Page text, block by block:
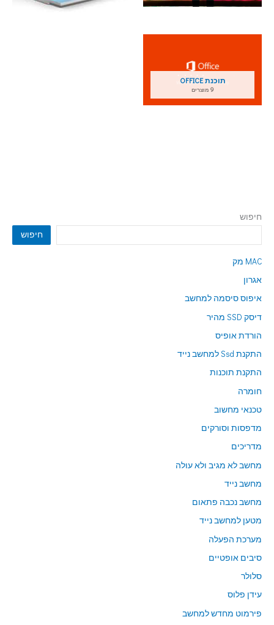
חיפוש
חיפוש
MAC מק
אגרון
איפוס סיסמה למחשב
דיסק SSD מהיר
הורדת אופיס
התקנת Ssd למחשב נייד
התקנת תוכנות
חומרה
טכנאי מחשוב
מדפסות וסורקים
מדריכים
מחשב לא מגיב ולא עולה
מחשב נייד
מחשב נכבה פתאום
מטען למחשב נייד
מערכת הפעלה
סיבים אופטיים
סלולר
עידן פלוס
פירמוט מחדש למחשב
תוכנת OFFICE
9 מוצרים